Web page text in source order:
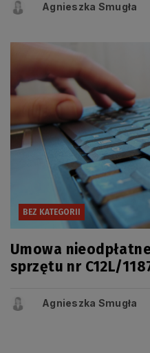
Agnieszka Smugła
BEZ KATEGORII
Umowa
sprzętu nr C12L/
Agnieszka Smugła